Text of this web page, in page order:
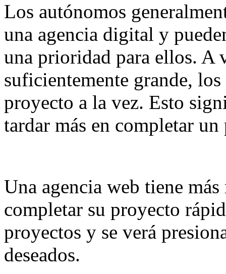
Los autónomos
una agencia digital y
una prioridad para ellos. A
suficientemente grande,
proyecto a la vez. Esto
tardar más en completar
Una agencia web tiene
completar su proyecto
proyectos y se verá
deseados.